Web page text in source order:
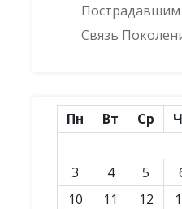
Связь
Пн Вт Ср
3
4 5
10
11 12